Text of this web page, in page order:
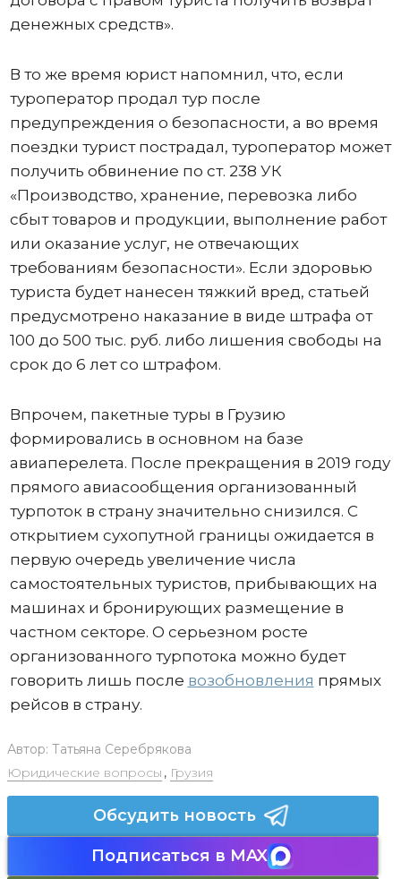
денежных средств».
В то же время юрист напомнил, что, если
туроператор продал тур после
предупреждения о безопасности, а во время
поездки турист пострадал, туроператор может
получить обвинение по ст. 238 УК
«Производство, хранение, перевозка либо
сбыт товаров и продукции, выполнение работ
или оказание услуг, не отвечающих
требованиям безопасности». Если здоровью
туриста будет нанесен тяжкий вред, статьей
предусмотрено наказание в виде штрафа от
100 до 500 тыс. руб. либо лишения свободы на
срок до 6 лет со штрафом.
Впрочем, пакетные туры в Грузию
формировались в основном на базе
авиаперелета. После прекращения в 2019 году
прямого авиасообщения организованный
турпоток в страну значительно снизился. С
открытием сухопутной границы ожидается в
первую очередь увеличение числа
самостоятельных туристов, прибывающих на
машинах и бронирующих размещение в
частном секторе. О серьезном росте
организованного турпотока можно будет
говорить лишь после возобновления прямых
рейсов в страну.
Автор: Татьяна Серебрякова
Юридические вопросы , Грузия
Обсудить новость
Подписаться в MAX